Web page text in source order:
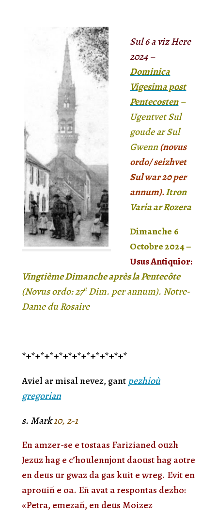
Sul6a vizHere
2024–
Dominica
Vigesima post
Pentecosten–
Ugentvet Sul
goude ar Sul
Gwenn(novus
ordo/seizhvet
Sulwar 20per
annum).Itron
Varia ar Rozera
Dimanche 6
Octobre2024–
Usus Antiquior:
Vingtième Dimanche après la Pentecôte
(Novus ordo:27eDim. per annum). Notre-
Dame du Rosaire
*+*+*+*+*+*+*+*+*+*+*+*
Aviel ar misal nevez, gantpezhioù
gregorian
s. Mark10, 2-1
En amzer-se e tostaas Farizianed ouzh
Jezuz hag e c’houlennjont daoust hag aotre
en deus ur gwaz da gas kuit e wreg. Evit en
aprouiñ e oa. Eñ avat a respontas dezho:
«Petra, emezañ, en deus Moizez